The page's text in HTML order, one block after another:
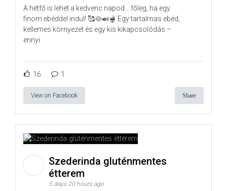
A hétfő is lehet a kedvenc napod… főleg, ha egy
finom ebéddel indul! 🥰🥘🍛🫕 Egy tartalmas ebéd,
kellemes környezet és egy kis kikapcsolódás –
ennyi
16 1
View on Facebook Share
Szederinda gluténmentes
étterem
5 days 20 hours ago